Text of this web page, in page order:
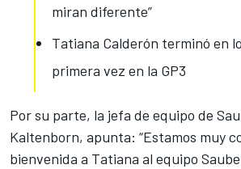
miran diferente”
Tatiana Calderón terminó en
primera vez en la GP3
Por su parte, la jefa de equipo de
Kaltenborn, apunta: “Estamos muy
bienvenida a Tatiana al equipo